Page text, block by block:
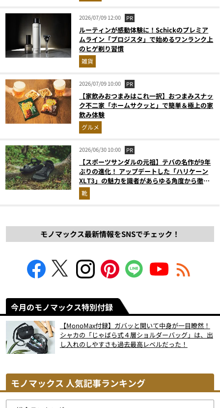
2026/07/09 12:00 PR
ルーティンが感動体験に！Schickのプレミア
ムライン「プロジスタ」で始めるワンランク上
のヒゲ剃り習慣
雑貨
2026/07/09 10:00 PR
【家飲みおつまみはこれ一択】おつまみスナッ
ク不二家「ホームサクッと」で簡単＆極上の家
飲み体験
グルメ
2026/06/30 10:00 PR
【スポーツサンダルの元祖】テバの名作が9年
ぶりの進化！ アップデートした「ハリケーン
XLT3」の魅力を識者があらゆる角度から徹底
解説！
靴
モノマックス最新情報をSNSでチェック！
今月のモノマックス特別付録
【MonoMax付録】ガバッと開いて中身が一目瞭然！
シャカの「じゃばら式４層ショルダーバッグ」は、出
し入れのしやすさも過去最高レベルだった！
モノマックス 人気記事ランキング